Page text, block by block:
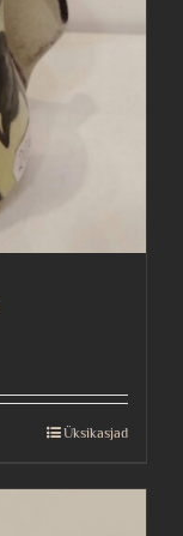
Üksikasjad